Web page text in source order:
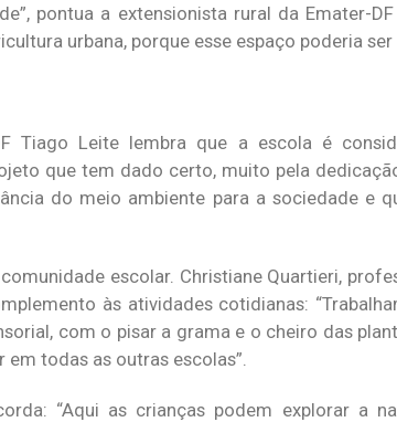
pontua a extensionista rural da Emater-
urbana, porque esse espaço poderia ser
Tiago Leite lembra que a escola é
que tem dado certo, muito pela
do meio ambiente para a sociedade e
escolar. Christiane Quartieri,
às atividades cotidianas:
com o pisar a grama e o cheiro das
em todas as outras escolas”.
“Aqui as crianças podem explorar a